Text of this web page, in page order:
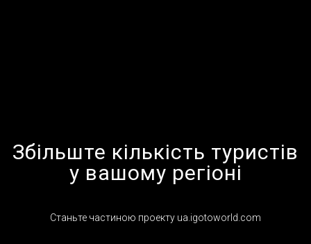
Збільште кількість туристів
у вашому регіоні
Станьте частиною проекту ua.igotoworld.com